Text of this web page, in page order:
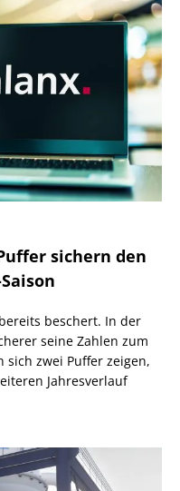
sichern den
beschert. In der
seine Zahlen zum
zwei Puffer zeigen,
Jahresverlauf